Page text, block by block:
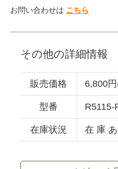
お問い合わせは こちら
その他の詳細情報
販売価格 6,800
型番 R5115-
在庫状況 在 庫 あ